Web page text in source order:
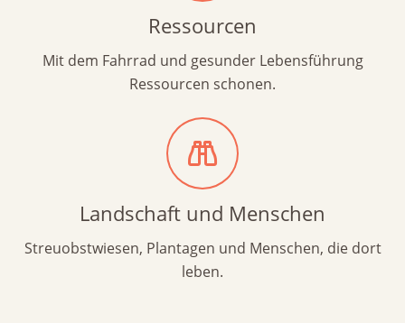
Ressourcen
Mit dem Fahrrad und gesunder Lebensführung
Ressourcen schonen.
Landschaft und Menschen
Streuobstwiesen, Plantagen und Menschen, die dort
leben.